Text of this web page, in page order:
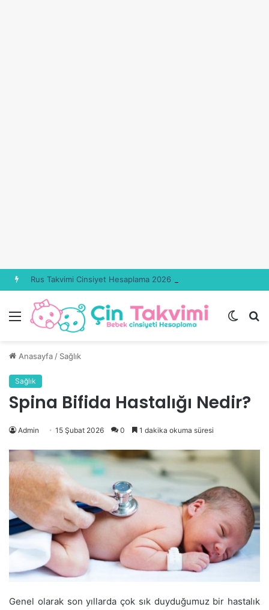
Rus Takvimi Cinsiyet Hesaplama 2026 Güncel
Menü
Dış
Anasayfa / Sağlık
Sağlık
Spina Bifida Hastalığı Nedir?
Admin 15 Şubat 2026 0 1 dakika okuma süresi
Genel olarak son yıllarda çok sık duyduğumuz bir hastalık